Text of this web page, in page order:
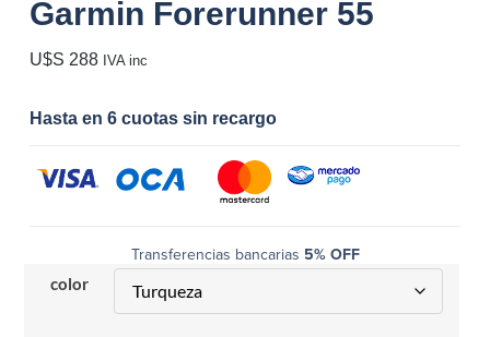
Garmin Forerunner 55
U$S 288 IVA inc
Hasta en 6 cuotas sin recargo
Transferencias bancarias 5% OFF
color